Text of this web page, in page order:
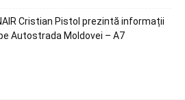
Cristian Pistol prezintă informații
Autostrada Moldovei – A7